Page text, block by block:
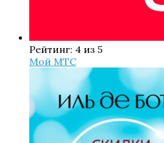
Рейтинг: 4 из 5
Мой МТС